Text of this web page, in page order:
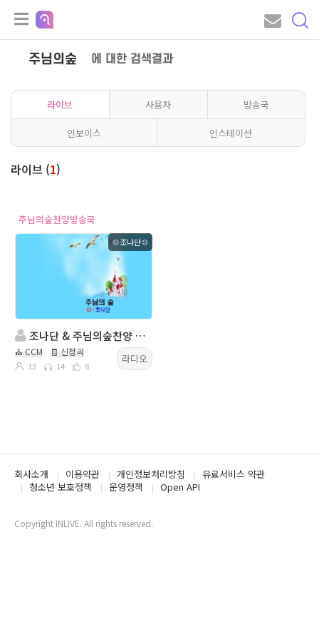
주님의숲 에 대한 검색결과
라이브 사용자 방송국
인보이스 인스테이션
라이브 (1)
주님의숲찬양방송국
💠조나단💠
조나단 & 주님의숲찬양 방송
⛪ CCM 🧾 신청곡
13 14 8
라디오
회사소개 이용약관 개인정보처리방침
유료서비스 약관
청소년 보호정책
운영정책 Open API
Copyright INLIVE. All rights reserved.